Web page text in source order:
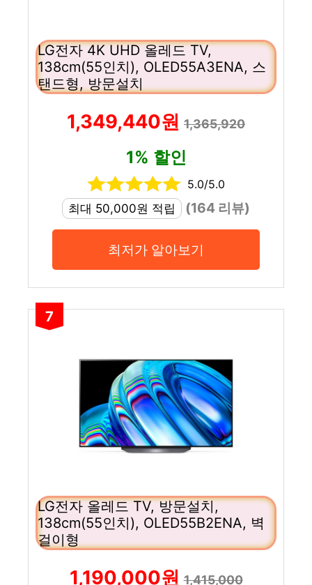
LG전자 4K UHD 올레드 TV,
138cm(55인치), OLED55A3ENA, 스
탠드형, 방문설치
1,349,440원 1,365,920
1% 할인
5.0/5.0
최대 50,000원 적립
(164 리뷰)
최저가 알아보기
7
LG전자 올레드 TV, 방문설치,
138cm(55인치), OLED55B2ENA, 벽
걸이형
1,190,000원1,415,000